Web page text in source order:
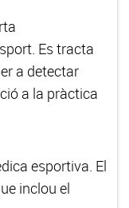
Es tracta
a detectar
a la pràctica
esportiva. El
inclou el